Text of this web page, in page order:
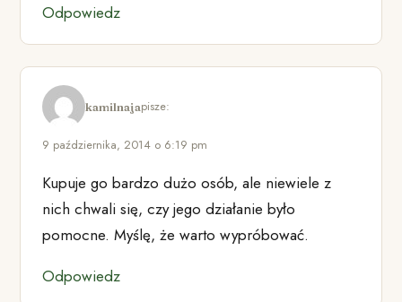
Odpowiedz
kamilnajapisze:
9 października, 2014 o 6:19 pm
Kupuje go bardzo dużo osób, ale niewiele z
nich chwali się, czy jego działanie było
pomocne. Myślę, że warto wypróbować.
Odpowiedz